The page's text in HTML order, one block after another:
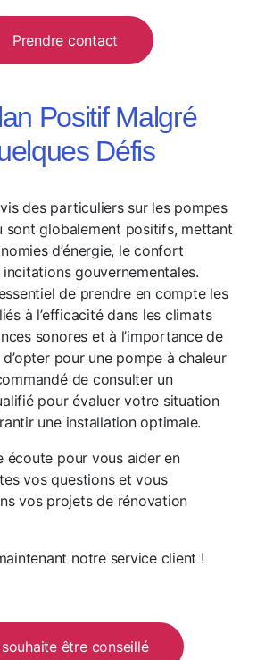
Prendre contact
Positif Malgré
Défis
des particuliers sur les pompes
sont globalement positifs, mettant
d’énergie, le confort
gouvernementales.
de prendre en compte les
à l’efficacité dans les climats
sonores et à l’importance de
d’opter pour une pompe à chaleur
de consulter un
pour évaluer votre situation
une installation optimale.
écoute pour vous aider en
vos questions et vous
vos projets de rénovation
notre service client !
être conseillé